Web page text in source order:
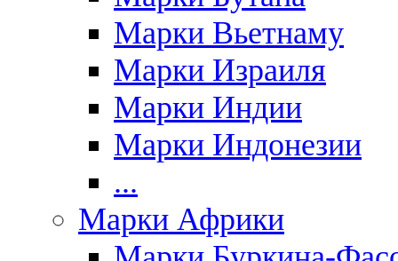
Марки Вьетнаму
Марки Израиля
Марки Индии
Марки Индонезии
...
Марки Африки